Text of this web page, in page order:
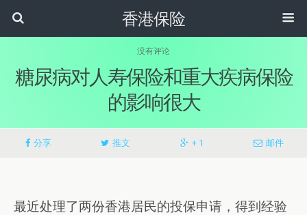
香港保险
没有评论
糖尿病对人寿保险和重大疾病保险
的影响很大
分享 推文 + 1 邮件
最近处理了两份香港居民的投保申请，得到经验